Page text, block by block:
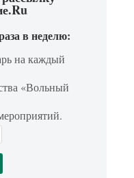
в неделю:
на каждый
«Вольный